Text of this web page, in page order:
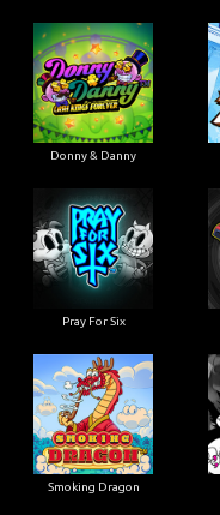
Donny & Danny
Pray For Six
Smoking Dragon